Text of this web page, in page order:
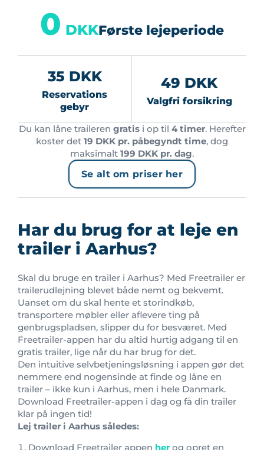
35 DKK
Reservations
gebyr
0 DKKFørste lejeperiode
49 DKK
Valgfri forsikring
Du kan låne traileren gratisi op til 4 timer. Herefter
koster det 19 DKK pr. påbegyndt time, dog
maksimalt 199 DKK pr. dag.
Se alt om priser her
Har du brug for at leje en
trailer i Aarhus?
Skal du bruge en trailer i Aarhus? Med Freetrailer er
trailerudlejning blevet både nemt og bekvemt.
Uanset om du skal hente et storindkøb,
transportere møbler eller aflevere ting på
genbrugspladsen, slipper du for besværet. Med
Freetrailer-appen har du altid hurtig adgang til en
gratis trailer, lige når du har brug for det.
Den intuitive selvbetjeningsløsning i appen gør det
nemmere end nogensinde at finde og låne en
trailer – ikke kun i Aarhus, men i hele Danmark.
Download Freetrailer-appen i dag og få din trailer
klar på ingen tid!
Lej trailer i Aarhus således:
Download Freetrailer appen her og opret en